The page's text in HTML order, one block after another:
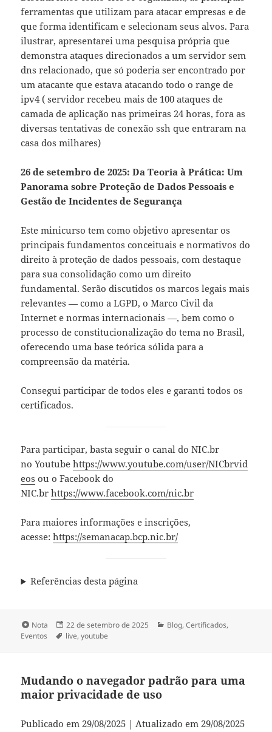
ferramentas que utilizam para atacar empresas e de
que forma identificam e selecionam seus alvos. Para
ilustrar, apresentarei uma pesquisa própria que
demonstra ataques direcionados a um servidor sem
dns relacionado, que só poderia ser encontrado por
um atacante que estava atacando todo o range de
ipv4 ( servidor recebeu mais de 100 ataques de
camada de aplicação nas primeiras 24 horas, fora as
diversas tentativas de conexão ssh que entraram na
casa dos milhares)
26 de setembro de 2025: Da Teoria à Prática: Um
Panorama sobre Proteção de Dados Pessoais e
Gestão de Incidentes de Segurança
Este minicurso tem como objetivo apresentar os
principais fundamentos conceituais e normativos do
direito à proteção de dados pessoais, com destaque
para sua consolidação como um direito
fundamental. Serão discutidos os marcos legais mais
relevantes — como a LGPD, o Marco Civil da
Internet e normas internacionais —, bem como o
processo de constitucionalização do tema no Brasil,
oferecendo uma base teórica sólida para a
compreensão da matéria.
Consegui participar de todos eles e garanti todos os
certificados.
Para participar, basta seguir o canal do NIC.br
no Youtubehttps://www.youtube.com/user/NICbrvid
eos ou o Facebook do
NIC.brhttps://www.facebook.com/nic.br
Para maiores informações e inscrições,
acesse:https://semanacap.bcp.nic.br/
Referências desta página
Formato
Nota
Publicado
em
22 de setembro de 2025 Categorias
Blog,Certificados,
Eventos
Tags
live,youtube
Mudando o navegador padrão para uma
maior privacidade de uso
Publicado em 29/08/2025 | Atualizado em 29/08/2025